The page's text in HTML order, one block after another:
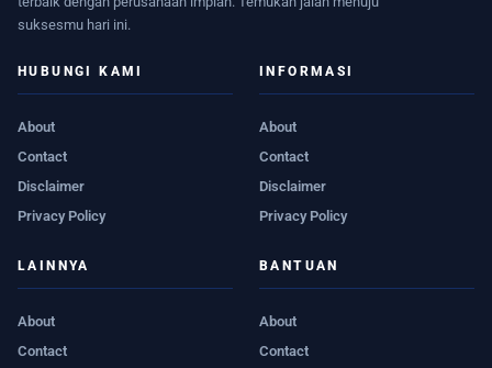
suksesmu hari ini.
HUBUNGI KAMI
About
Contact
Disclaimer
Privacy Policy
INFORMASI
About
Contact
Disclaimer
Privacy Policy
LAINNYA
About
Contact
BANTUAN
About
Contact